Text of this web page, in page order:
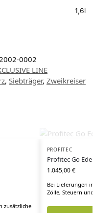
1,6l
0002
LINE
, Siebträger, Zweikreiser
zusätzliche
PROFITEC
Profitec Go
1.045,00€
Bei Lieferungen
Zölle, Steuern